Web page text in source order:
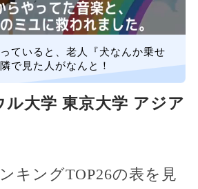
ていると、老人『犬なんか乗せ
で見た人がなんと！
ル大学 東京大学 アジア
キングTOP26の表を見